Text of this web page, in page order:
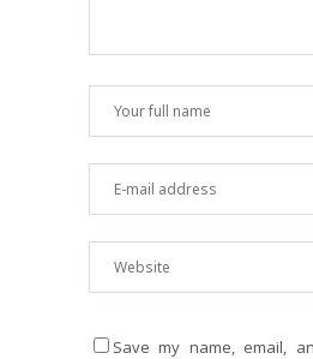
Save my name, email,